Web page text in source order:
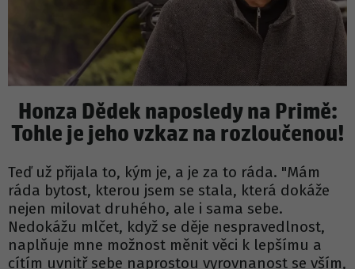
Honza Dědek naposledy na Primě:
Tohle je jeho vzkaz na rozloučenou!
Teď už přijala to, kým je, a je za to ráda. "Mám
ráda bytost, kterou jsem se stala, která dokáže
nejen milovat druhého, ale i sama sebe.
Nedokážu mlčet, když se děje nespravedlnost,
naplňuje mne možnost měnit věci k lepšímu a
cítím uvnitř sebe naprostou vyrovnanost se vším,